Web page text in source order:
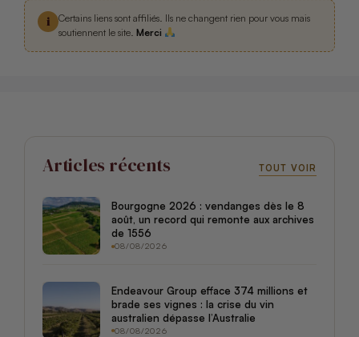
i
Certains liens sont affiliés. Ils ne changent rien pour vous mais
soutiennent le site. Merci
Articles récents TOUT VOIR
Bourgogne 2026 : vendanges dès le 8
août, un record qui remonte aux archives
de 1556
08/08/2026
Endeavour Group efface 374 millions et
brade ses vignes : la crise du vin
australien dépasse l’Australie
08/08/2026